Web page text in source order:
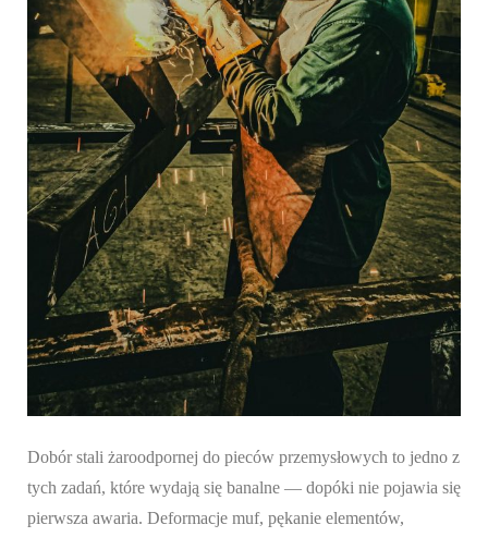
Dobór stali żaroodpornej do pieców przemysłowych to jedno z
tych zadań, które wydają się banalne — dopóki nie pojawia się
pierwsza awaria. Deformacje muf, pękanie elementów,